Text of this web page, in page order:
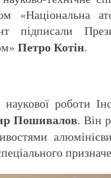
підписали
Петро Котін.
роботи
Пошивалов. Він